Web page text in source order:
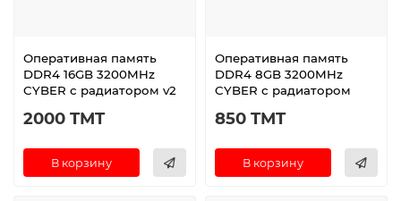
Оперативная память
DDR4 16GB 3200MHz
CYBER с радиатором v2
2000 TMT
В корзину
Оперативная память
DDR4 8GB 3200MHz
CYBER с радиатором
850 TMT
В корзину